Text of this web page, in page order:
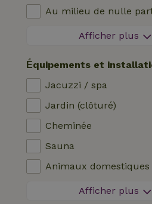
Au milieu de nulle
Dans les champs
Dans les polders
En montagne
Maison isolée
Dans le verger
Pêche à proximité
Afficher plus
Ḗquipements et
Jacuzzi / spa
Jardin (clôturé)
Cheminée
Sauna
Animaux domestiques
Zone sans feux
Afficher plus